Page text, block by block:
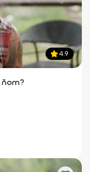
4.9